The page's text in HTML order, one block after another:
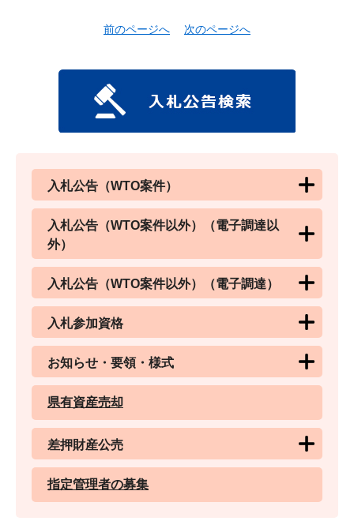
前のページへ 次のページへ
入札公告（WTO案件）
入札公告（WTO案件以外）（電子調達以
外）
入札公告（WTO案件以外）（電子調達）
入札参加資格
お知らせ・要領・様式
県有資産売却
差押財産公売
指定管理者の募集